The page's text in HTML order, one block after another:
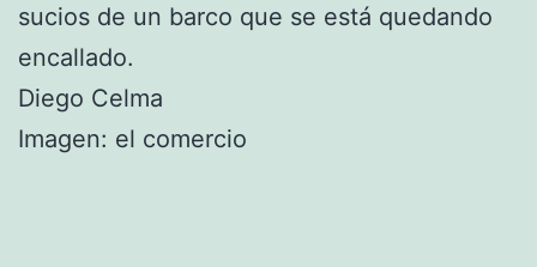
sucios de un barco que se está quedando
encallado.
Diego Celma
Imagen: el comercio